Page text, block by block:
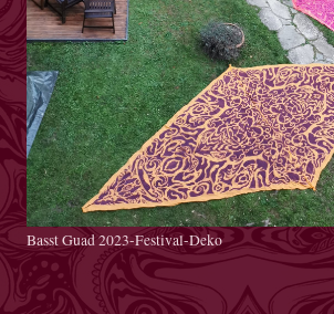
Basst Guad 2023-Festival-Deko